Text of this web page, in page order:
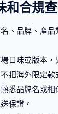
和合規
、品牌、產
口味或版本，
把海外限定款
悉品牌名或相
保證。